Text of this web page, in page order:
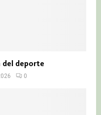
deporte
0